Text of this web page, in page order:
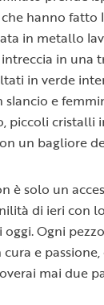
hanno fatto
in metallo
in una
in verde
slancio e
piccoli cristalli
un bagliore
è solo un
di ieri con
Ogni
e
mai due